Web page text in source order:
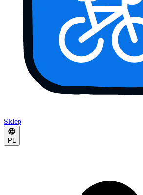
Sklep
PL